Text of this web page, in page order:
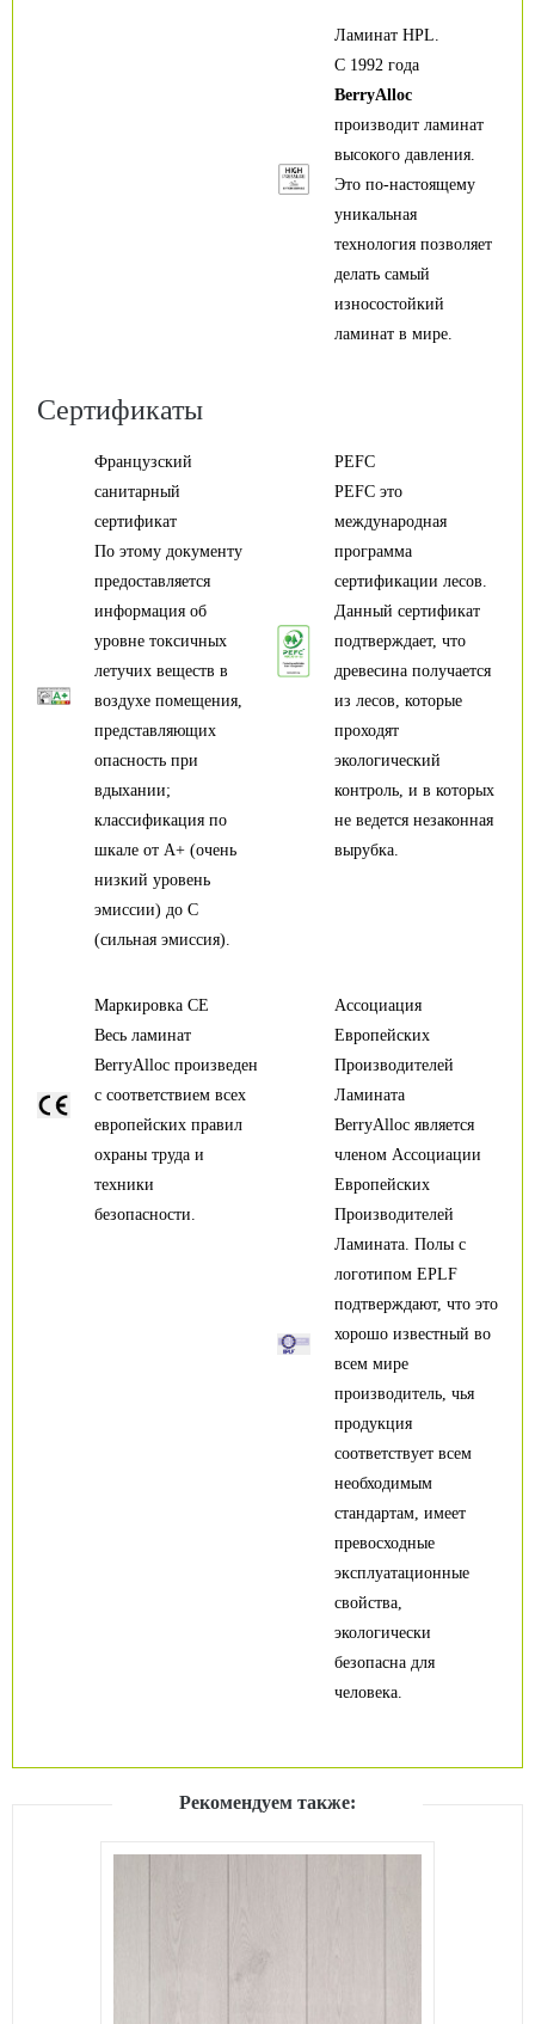
Ламинат HPL.
С 1992 года
BerryAlloc
производит ламинат
высокого давления.
Это по-настоящему
уникальная
технология позволяет
делать самый
износостойкий
ламинат в мире.
Сертификаты
Французский
санитарный
сертификат
По этому документу
предоставляется
информация об
уровне токсичных
летучих веществ в
воздухе помещения,
представляющих
опасность при
вдыхании;
классификация по
шкале от А+ (очень
низкий уровень
эмиссии) до С
(сильная эмиссия).
PEFC
PEFC это
международная
программа
сертификации лесов.
Данный сертификат
подтверждает, что
древесина получается
из лесов, которые
проходят
экологический
контроль, и в которых
не ведется незаконная
вырубка.
Ассоциация
Европейских
Производителей
Ламината
BerryAlloc является
членом Ассоциации
Европейских
Производителей
Ламината. Полы с
логотипом EPLF
подтверждают, что это
хорошо известный во
всем мире
производитель, чья
продукция
соответствует всем
необходимым
стандартам, имеет
превосходные
эксплуатационные
свойства,
экологически
безопасна для
человека.
Маркировка CE
Весь ламинат
BerryAlloc произведен
с соответствием всех
европейских правил
охраны труда и
техники
безопасности.
Рекомендуем также: